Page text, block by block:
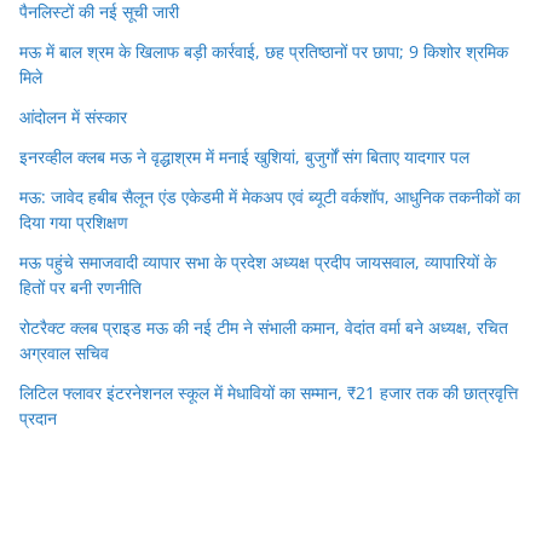
पैनलिस्टों की नई सूची जारी
मऊ में बाल श्रम के खिलाफ बड़ी कार्रवाई, छह प्रतिष्ठानों पर छापा; 9 किशोर श्रमिक
मिले
आंदोलन में संस्कार
इनरव्हील क्लब मऊ ने वृद्धाश्रम में मनाई खुशियां, बुजुर्गों संग बिताए यादगार पल
मऊ: जावेद हबीब सैलून एंड एकेडमी में मेकअप एवं ब्यूटी वर्कशॉप, आधुनिक तकनीकों का
दिया गया प्रशिक्षण
मऊ पहुंचे समाजवादी व्यापार सभा के प्रदेश अध्यक्ष प्रदीप जायसवाल, व्यापारियों के
हितों पर बनी रणनीति
रोटरैक्ट क्लब प्राइड मऊ की नई टीम ने संभाली कमान, वेदांत वर्मा बने अध्यक्ष, रचित
अग्रवाल सचिव
लिटिल फ्लावर इंटरनेशनल स्कूल में मेधावियों का सम्मान, ₹21 हजार तक की छात्रवृत्ति
प्रदान